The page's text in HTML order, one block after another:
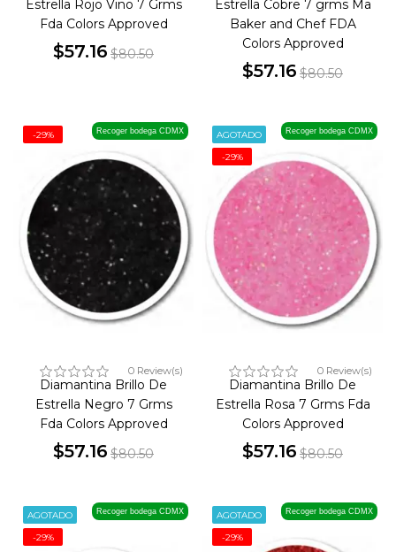
Estrella Rojo Vino 7 Grms
Fda Colors Approved
$57.16 $80.50
Estrella Cobre 7 grms Ma
Baker and Chef FDA
Colors Approved
$57.16 $80.50
Recoger bodega CDMX
0 Review(s)
Diamantina Brillo De
Estrella Negro 7 Grms
Fda Colors Approved
$57.16 $80.50
-29% Recoger bodega CDMX
0 Review(s)
Diamantina Brillo De
Estrella Rosa 7 Grms Fda
Colors Approved
$57.16 $80.50
AGOTADO
-29%
Recoger bodega CDMX
AGOTADO
-29%
Recoger bodega CDMX
AGOTADO
-29%